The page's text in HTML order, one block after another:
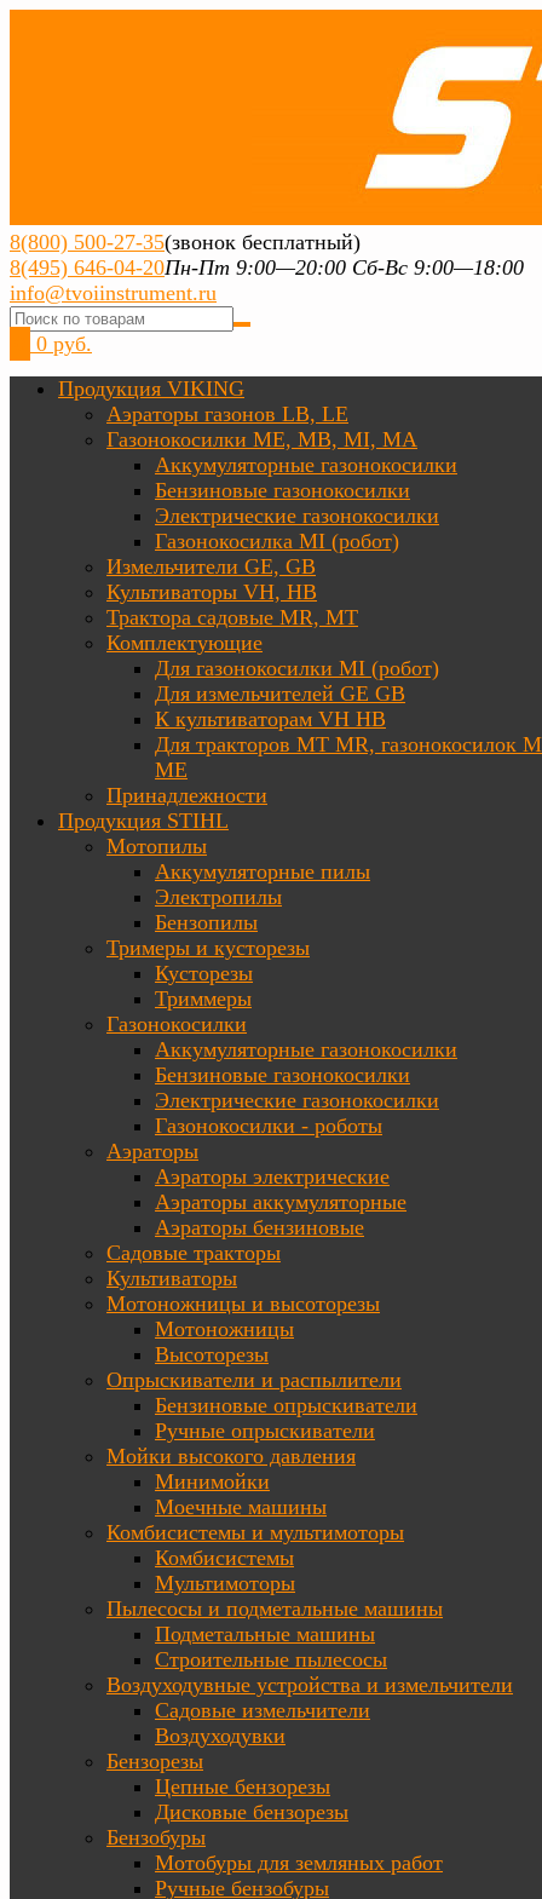
8(800) 500-27-35(звонок бесплатный)
8(495) 646-04-20Пн-Пт 9:00—20:00 Сб-Вс 9:00—18:00
info@tvoiinstrument.ru
0 руб.
Продукция VIKING
Аэраторы газонов LB, LE
Газонокосилки ME, MB, MI, MA
Аккумуляторные газонокосилки
Бензиновые газонокосилки
Электрические газонокосилки
Газонокосилка MI (робот)
Измельчители GE, GB
Культиваторы VH, HB
Трактора садовые MR, MT
Комплектующие
Для газонокосилки MI (робот)
Для измельчителей GE GB
К культиваторам VH HB
Для тракторов МТ MR, газонокосилок
ME
Принадлежности
Продукция STIHL
Мотопилы
Аккумуляторные пилы
Электропилы
Бензопилы
Тримеры и кусторезы
Кусторезы
Триммеры
Газонокосилки
Аккумуляторные газонокосилки
Бензиновые газонокосилки
Электрические газонокосилки
Газонокосилки - роботы
Аэраторы
Аэраторы электрические
Аэраторы аккумуляторные
Аэраторы бензиновые
Садовые тракторы
Культиваторы
Мотоножницы и высоторезы
Мотоножницы
Высоторезы
Опрыскиватели и распылители
Бензиновые опрыскиватели
Ручные опрыскиватели
Мойки высокого давления
Минимойки
Моечные машины
Комбисистемы и мультимоторы
Комбисистемы
Мультимоторы
Пылесосы и подметальные машины
Подметальные машины
Строительные пылесосы
Воздуходувные устройства и измельчители
Садовые измельчители
Воздуходувки
Бензорезы
Цепные бензорезы
Дисковые бензорезы
Бензобуры
Мотобуры для земляных работ
Ручные бензобуры